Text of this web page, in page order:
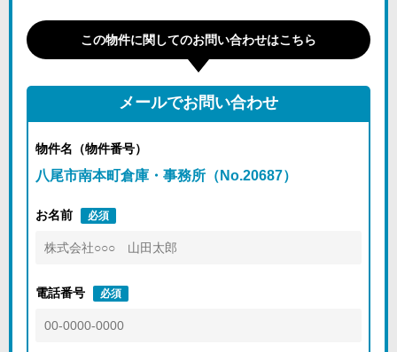
この物件に関してのお問い合わせはこちら
メールでお問い合わせ
物件名（物件番号）
八尾市南本町倉庫・事務所（No.20687）
お名前 必須
電話番号 必須